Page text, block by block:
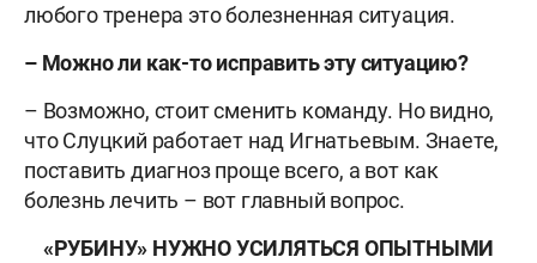
любого тренера это болезненная ситуация.
– Можно ли как-то исправить эту ситуацию?
– Возможно, стоит сменить команду. Но видно,
что Слуцкий работает над Игнатьевым. Знаете,
поставить диагноз проще всего, а вот как
болезнь лечить – вот главный вопрос.
«РУБИНУ» НУЖНО УСИЛЯТЬСЯ ОПЫТНЫМИ